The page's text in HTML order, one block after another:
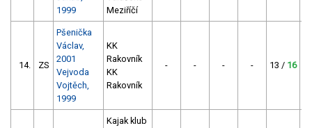
1999
Meziříčí
14. ZS
Pšenička
Václav,
2001
Vejvoda
Vojtěch,
1999
KK
Rakovník
KK
Rakovník
- - - - 13 / 16
Kajak klub